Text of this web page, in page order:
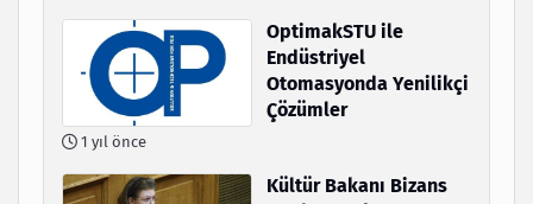
OptimakSTU ile
Endüstriyel
Otomasyonda Yenilikçi
Çözümler
1 yıl önce
Kültür Bakanı Bizans